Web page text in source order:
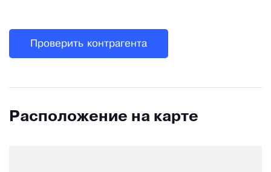
Проверить контрагента
Расположение на карте